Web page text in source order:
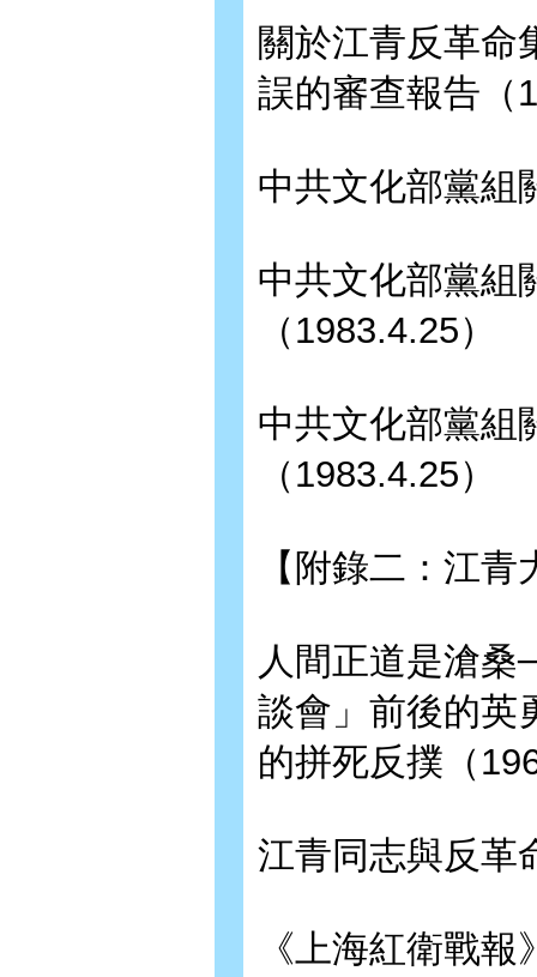
關於江青反革命
誤的審查報告（
中共文化部黨組
中共文化部黨組
（1983.4.25）
中共文化部黨組
（1983.4.25）
【附錄二：江青
人間正道是滄
談會」前後的英
的拼死反撲（
江青同志與反革
《上海紅衛戰